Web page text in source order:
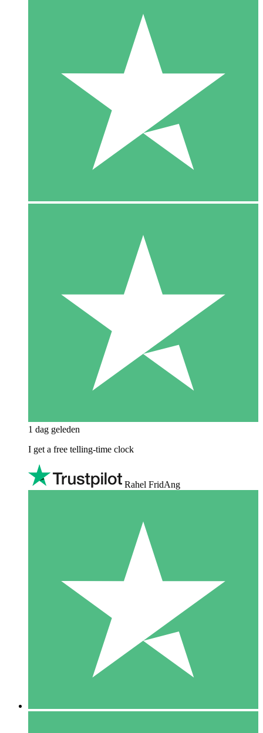
1 dag geleden
I get a free telling-time clock
Rahel FridAng